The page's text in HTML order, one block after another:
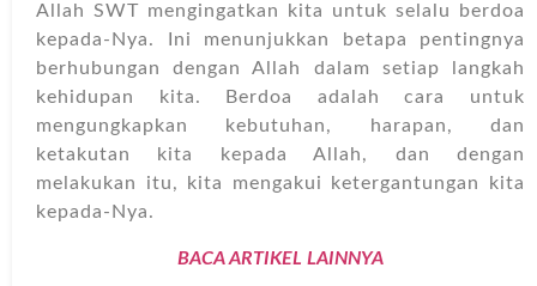
Allah SWT mengingatkan kita untuk selalu berdoa
kepada-Nya. Ini menunjukkan betapa pentingnya
berhubungan dengan Allah dalam setiap langkah
kehidupan kita. Berdoa adalah cara untuk
mengungkapkan kebutuhan, harapan, dan
ketakutan kita kepada Allah, dan dengan
melakukan itu, kita mengakui ketergantungan kita
kepada-Nya.
BACA ARTIKEL LAINNYA